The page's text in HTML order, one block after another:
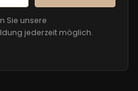
Sie unsere
jederzeit möglich.